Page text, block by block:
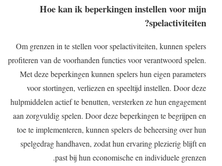
Hoe kan ik beperkingen instellen voor mijn
spelactiviteiten?
Om grenzen in te stellen voor spelactiviteiten, kunnen spelers
profiteren van de voorhanden functies voor verantwoord spelen.
Met deze beperkingen kunnen spelers hun eigen parameters
voor stortingen, verliezen en speeltijd instellen. Door deze
hulpmiddelen actief te benutten, versterken ze hun engagement
aan zorgvuldig spelen. Door deze beperkingen te begrijpen en
toe te implementeren, kunnen spelers de beheersing over hun
spelgedrag handhaven, zodat hun ervaring plezierig blijft en
past bij hun economische en individuele grenzen.